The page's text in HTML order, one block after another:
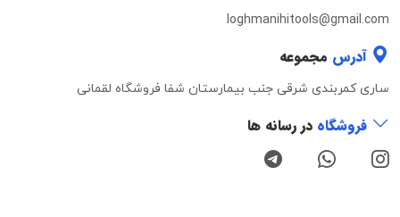
loghmanihitools@gmail.com
آدرس مجموعه
ساری کمربندی شرقی جنب بیمارستان شفا فروشگاه لقمانی
فروشگاه در رسانه ها